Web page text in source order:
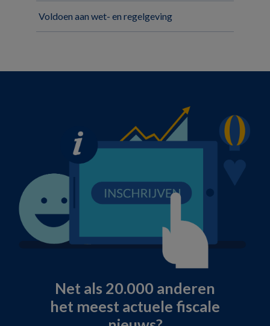
Voldoen aan wet- en regelgeving
Net als 20.000 anderen
het meest actuele fiscale